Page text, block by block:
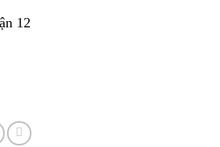
12